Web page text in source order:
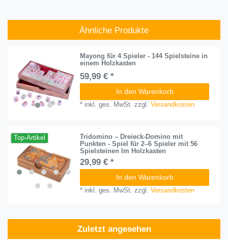
Ähnliche Produkte
Mayong für 4 Spieler - 144 Spielsteine in
einem Holzkasten
59,99 € *
In den Warenkorb
* inkl. ges. MwSt. zzgl.Versandkosten
Top-Artikel
Tridomino – Dreieck-Domino mit
Punkten - Spiel für 2–6 Spieler mit 56
Spielsteinen Im Holzkasten
29,99 € *
In den Warenkorb
* inkl. ges. MwSt. zzgl.Versandkosten
Zuletzt angesehen